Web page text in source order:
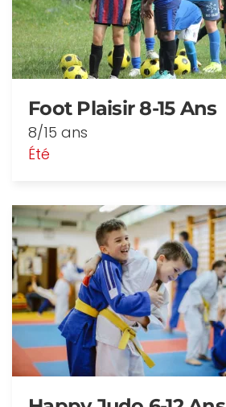
Foot Plaisir 8-15 Ans
8/15 ans
Été